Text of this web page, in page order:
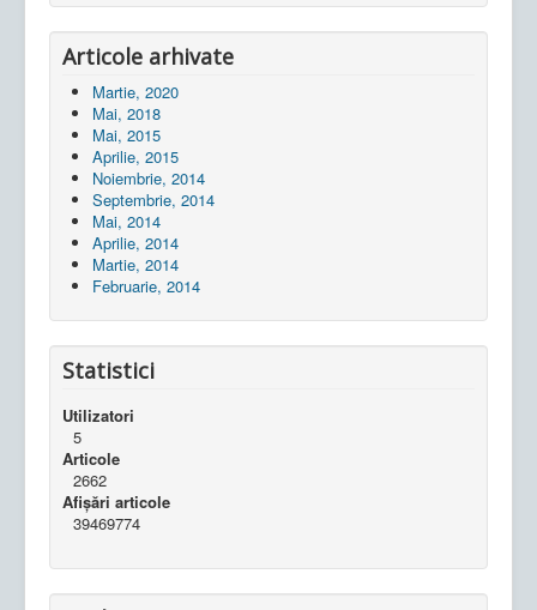
Articole arhivate
Martie, 2020
Mai, 2018
Mai, 2015
Aprilie, 2015
Noiembrie, 2014
Septembrie, 2014
Mai, 2014
Aprilie, 2014
Martie, 2014
Februarie, 2014
Statistici
Utilizatori
5
Articole
2662
Afișări articole
39469774